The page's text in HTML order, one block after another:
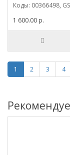
Коды: 00366498,
1 600.00 р.
1 2 3 4